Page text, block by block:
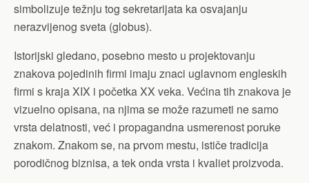
simbolizuje težnju tog sekretarijata ka osvajanju
nerazvijenog sveta (globus).
Istorijski gledano, posebno mesto u projektovanju
znakova pojedinih firmi imaju znaci uglavnom engleskih
firmi s kraja XIX i početka XX veka. Većina tih znakova je
vizuelno opisana, na njima se može razumeti ne samo
vrsta delatnosti, već i propagandna usmerenost poruke
znakom. Znakom se, na prvom mestu, ističe tradicija
porodičnog biznisa, a tek onda vrsta i kvaliet proizvoda.